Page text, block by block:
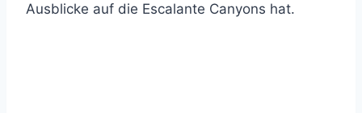
Ausblicke auf die Escalante Canyons hat.